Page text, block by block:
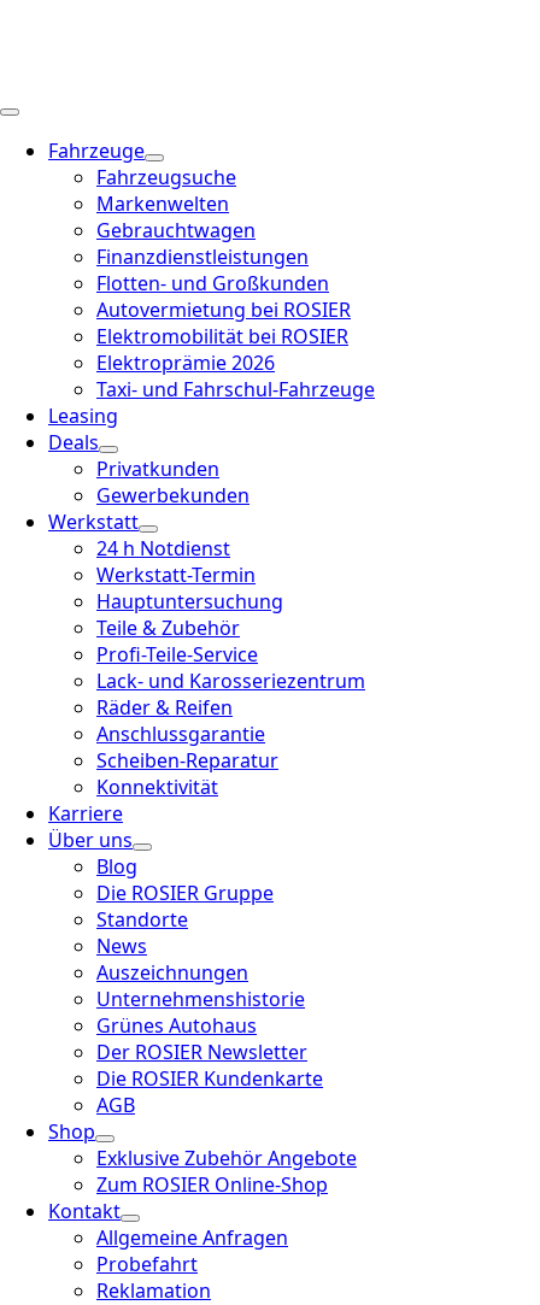
Fahrzeuge
Fahrzeugsuche
Markenwelten
Gebrauchtwagen
Finanzdienstleistungen
Flotten- und Großkunden
Autovermietung bei ROSIER
Elektromobilität bei ROSIER
Elektroprämie 2026
Taxi- und Fahrschul-Fahrzeuge
Leasing
Deals
Privatkunden
Gewerbekunden
Werkstatt
24 h Notdienst
Werkstatt-Termin
Hauptuntersuchung
Teile & Zubehör
Profi-Teile-Service
Lack- und Karosseriezentrum
Räder & Reifen
Anschlussgarantie
Scheiben-Reparatur
Konnektivität
Karriere
Über uns
Blog
Die ROSIER Gruppe
Standorte
News
Auszeichnungen
Unternehmenshistorie
Grünes Autohaus
Der ROSIER Newsletter
Die ROSIER Kundenkarte
AGB
Shop
Exklusive Zubehör Angebote
Zum ROSIER Online-Shop
Kontakt
Allgemeine Anfragen
Probefahrt
Reklamation